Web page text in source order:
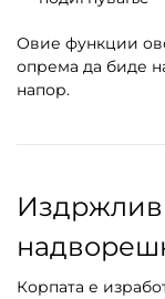
Овие функции
опрема да биде
напор.
Издржлив
Корпата е